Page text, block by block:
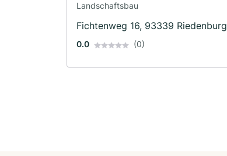
Landschaftsbau
Fichtenweg 16, 93339 Riedenburg
0.0 (0)